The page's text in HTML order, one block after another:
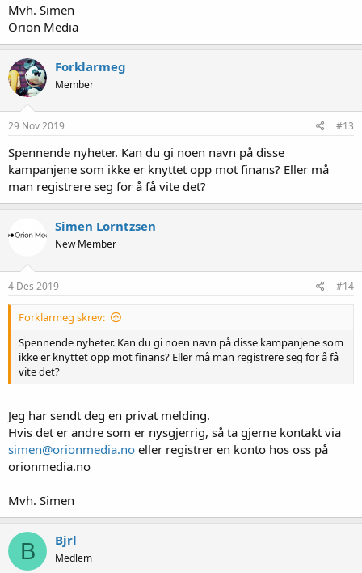
Mvh. Simen
Orion Media
Forklarmeg
Member
29 Nov 2019 #13
Spennende nyheter. Kan du gi noen navn på disse
kampanjene som ikke er knyttet opp mot finans? Eller må
man registrere seg for å få vite det?
Simen Lorntzsen
New Member
4 Des 2019 #14
Forklarmeg skrev:
Spennende nyheter. Kan du gi noen navn på disse kampanjene som
ikke er knyttet opp mot finans? Eller må man registrere seg for å få
vite det?
Jeg har sendt deg en privat melding.
Hvis det er andre som er nysgjerrig, så ta gjerne kontakt via
simen@orionmedia.no eller registrer en konto hos oss på
orionmedia.no
Mvh. Simen
B Bjrl
Medlem